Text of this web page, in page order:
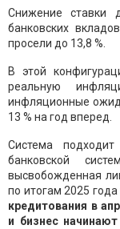
Снижение ставки
банковских
просели до 13,8 %.
В этой
реальную
инфляционные
13 % на год вперед.
Система
банковской
высвобожденная
по итогам 2025
кредитования в
и бизнес